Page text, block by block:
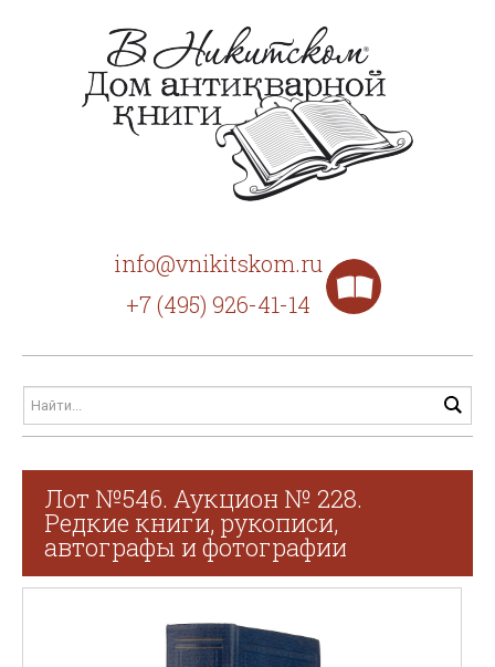
info@vnikitskom.ru
+7 (495) 926-41-14
Лот №546. Аукцион № 228.
Редкие книги, рукописи,
автографы и фотографии